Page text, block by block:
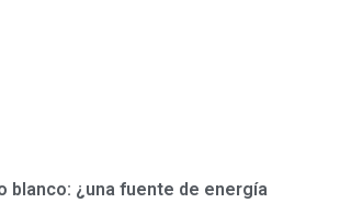
blanco: ¿una fuente de energía